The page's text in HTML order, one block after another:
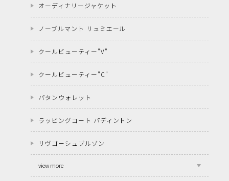
オーディナリージャケット
ノーブルマント リュミエール
クールビューティー"V"
クールビューティー"C"
パタンウォレット
ラッピングコート パディントン
リヴゴーシュブルゾン
view more